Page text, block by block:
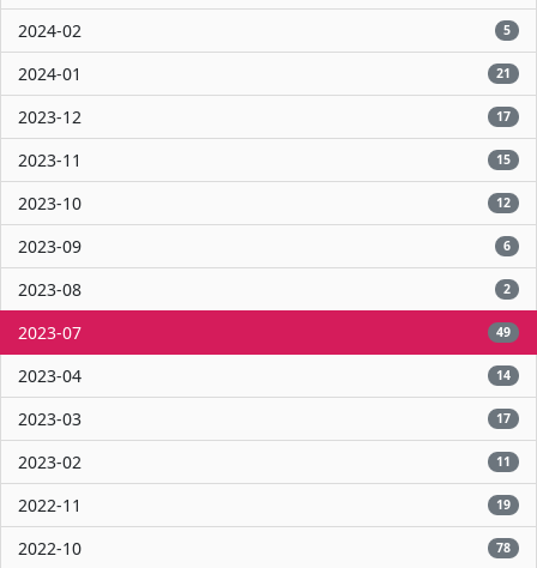
2024-02 5
2024-01 21
2023-12 17
2023-11 15
2023-10 12
2023-09 6
2023-08 2
2023-07 49
2023-04 14
2023-03 17
2023-02 11
2022-11 19
2022-10 78